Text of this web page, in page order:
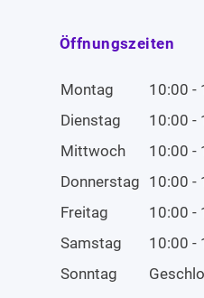
Öffnungszeiten
Montag
10:00 -
Dienstag
10:00 -
Mittwoch
10:00 -
Donnerstag 10:00 -
Freitag
10:00 -
Samstag
10:00 -
Sonntag